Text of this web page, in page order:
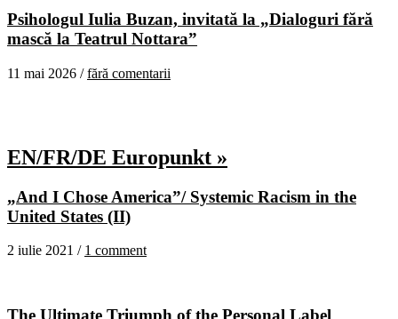
Psihologul Iulia Buzan, invitată la „Dialoguri fără
mască la Teatrul Nottara”
11 mai 2026 /fără comentarii
EN/FR/DE Europunkt »
„And I Chose America”/ Systemic Racism in the
United States (II)
2 iulie 2021 / 1 comment
The Ultimate Triumph of the Personal Label